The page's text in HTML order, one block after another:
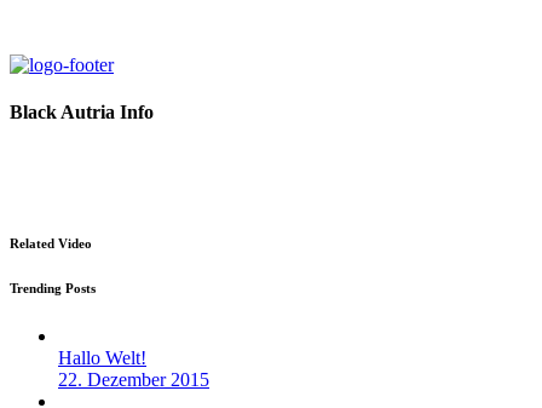
Black Autria Info
Related Video
Trending Posts
Hallo Welt!
22. Dezember 2015